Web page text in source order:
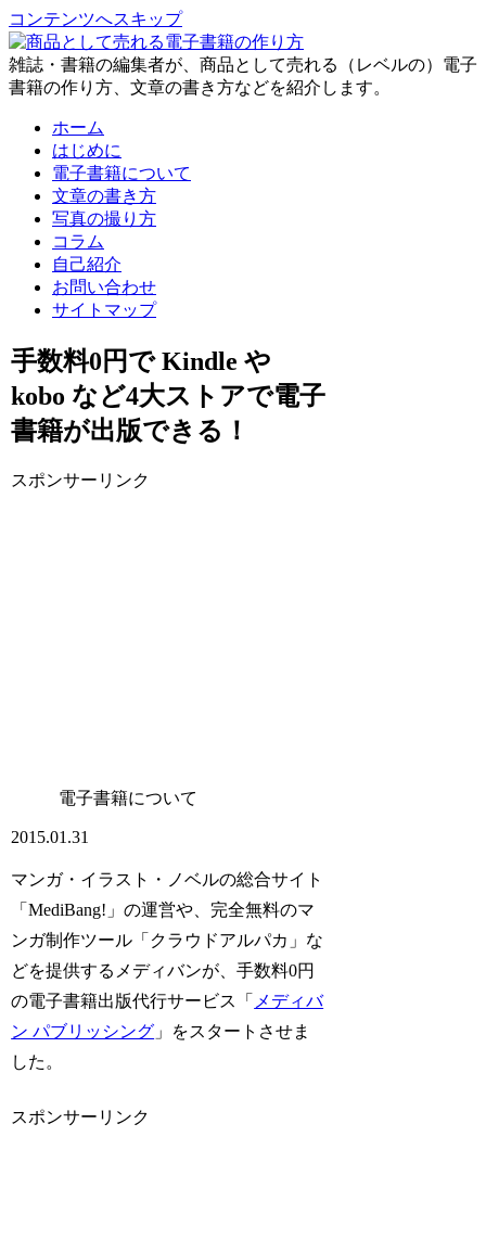
コンテンツへスキップ
雑誌・書籍の編集者が、商品として売れる（レベルの）電子
書籍の作り方、文章の書き方などを紹介します。
ホーム
はじめに
電子書籍について
文章の書き方
写真の撮り方
コラム
自己紹介
お問い合わせ
サイトマップ
手数料0円で Kindle や
kobo など4大ストアで電子
書籍が出版できる！
スポンサーリンク
電子書籍について
2015.01.31
マンガ・イラスト・ノベルの総合サイト
「MediBang!」の運営や、完全無料のマ
ンガ制作ツール「クラウドアルパカ」な
どを提供するメディバンが、手数料0円
の電子書籍出版代行サービス「 メディバ
ン パブリッシング 」をスタートさせま
した。
スポンサーリンク